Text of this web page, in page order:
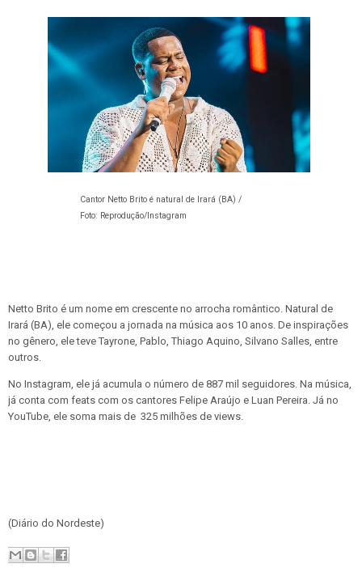
Cantor Netto Brito é natural de Irará (BA) /
Foto: Reprodução/Instagram
Netto Brito é um nome em crescente no arrocha romântico. Natural de
Irará (BA), ele começou a jornada na música aos 10 anos. De inspirações
no gênero, ele teve Tayrone, Pablo, Thiago Aquino, Silvano Salles, entre
outros.
No Instagram, ele já acumula o número de 887 mil seguidores. Na música,
já conta com feats com os cantores Felipe Araújo e Luan Pereira. Já no
YouTube, ele soma mais de 325 milhões de views.
(Diário do Nordeste)